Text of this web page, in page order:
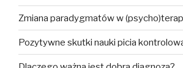
Zmiana paradygmatów w
Pozytywne skutki nauki picia